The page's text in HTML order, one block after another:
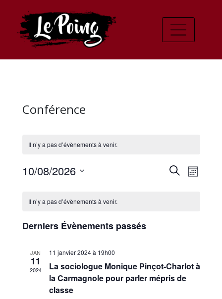
Conférence
Il n’y a pas d’évènements à venir.
Recherche
Mois
10/08/2026
date.
Calendrier
Évènements
Il n’y a pas d’évènements à venir.
Derniers Évènements passés
JAN
11
2024
11 janvier 2024 à 19h00
La sociologue Monique Pinçot-Charlot à
la Carmagnole pour parler mépris de
classe